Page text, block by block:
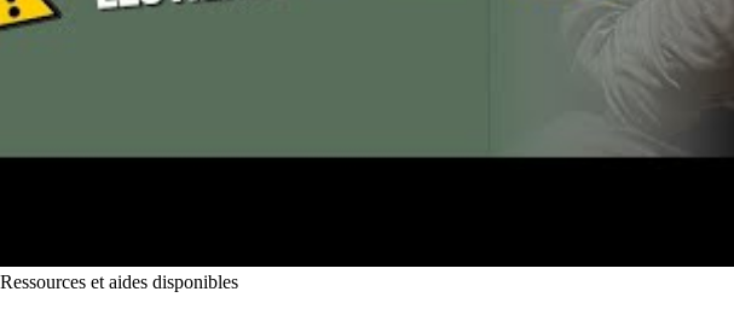
Ressources et aides disponibles